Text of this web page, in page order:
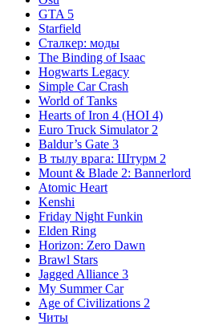
GTA 5
Starfield
Сталкер: моды
The Binding of Isaac
Hogwarts Legacy
Simple Car Crash
World of Tanks
Hearts of Iron 4 (HOI 4)
Euro Truck Simulator 2
Baldur’s Gate 3
В тылу врага: Штурм 2
Mount & Blade 2: Bannerlord
Atomic Heart
Kenshi
Friday Night Funkin
Elden Ring
Horizon: Zero Dawn
Brawl Stars
Jagged Alliance 3
My Summer Car
Age of Civilizations 2
Читы